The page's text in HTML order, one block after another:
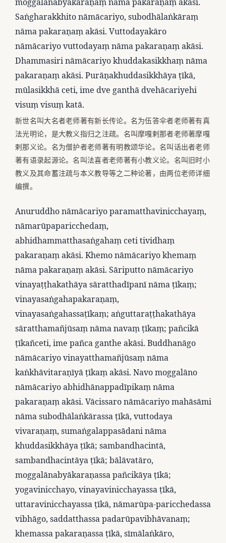
Saṅgharakkhito nāmācariyo, subodhālaṅkāraṃ
nāma pakaraṇaṃ akāsi. Vuttodayakāro
nāmācariyo vuttodayaṃ nāma pakaraṇaṃ akāsi.
Dhammasiri nāmācariyo khuddakasikkhaṃ nāma
pakaraṇaṃ akāsi. Purāṇakhuddasikkhāya ṭīkā,
mūlasikkhā ceti, ime dve ganthā dvehācariyehi
visuṃ visuṃ katā.
新世名叫大名者老师著有新长传论。名为伍答伞者老师著有真
法光明论，是大教义指归之注疏。名叫摩嘎剌那者老师著摩嘎
剌那义论。名为僧护者老师著有明教颂华论。名叫话出者老师
著有语录起源论。名叫法喜者老师著有小教义论。名叫旧时小
教义及其命蓄注疏与本义教导等之二种论著，由两位老师详细
编撰。
Anuruddho nāmācariyo paramatthavinicchayaṃ,
nāmarūpaparicchedaṃ,
abhidhammatthasaṅgahaṃ ceti tividhaṃ
pakaraṇaṃ akāsi. Khemo nāmācariyo khemaṃ
nāma pakaraṇaṃ akāsi. Sāriputto nāmācariyo
vinayaṭṭhakathāya sāratthadīpanī nāma ṭīkaṃ;
vinayasaṅgahapakaraṇaṃ,
vinayasaṅgahassaṭīkaṃ; aṅguttaraṭṭhakathāya
sāratthamañjūsaṃ nāma navaṃ ṭīkaṃ; pañcikā
ṭīkañceti, ime pañca ganthe akāsi. Buddhanāgo
nāmācariyo vinayatthamañjūsaṃ nāma
kaṅkhāvitaraṇīyā ṭīkaṃ akāsi. Navo moggalāno
nāmācariyo abhidhānappadīpikaṃ nāma
pakaraṇaṃ akāsi. Vācissaro nāmācariyo mahāsāmi
nāma subodhālaṅkārassa ṭīkā, vuttodaya
vivaraṇaṃ, sumaṅgalappasādani nāma
khuddasikkhāya ṭīkā; sambandhacintā,
sambandhacintāya ṭīkā; bālāvatāro,
moggalānabyākaraṇassa pañcikāya ṭīkā;
yogavinicchayo, vinayavinicchayassa ṭīkā,
uttaravinicchayassa ṭīkā, nāmarūpa-paricchedassa
vibhāgo, saddatthassa padarūpavibhāvanaṃ;
khemassa pakaraṇassa ṭīkā, sīmālaṅkāro,